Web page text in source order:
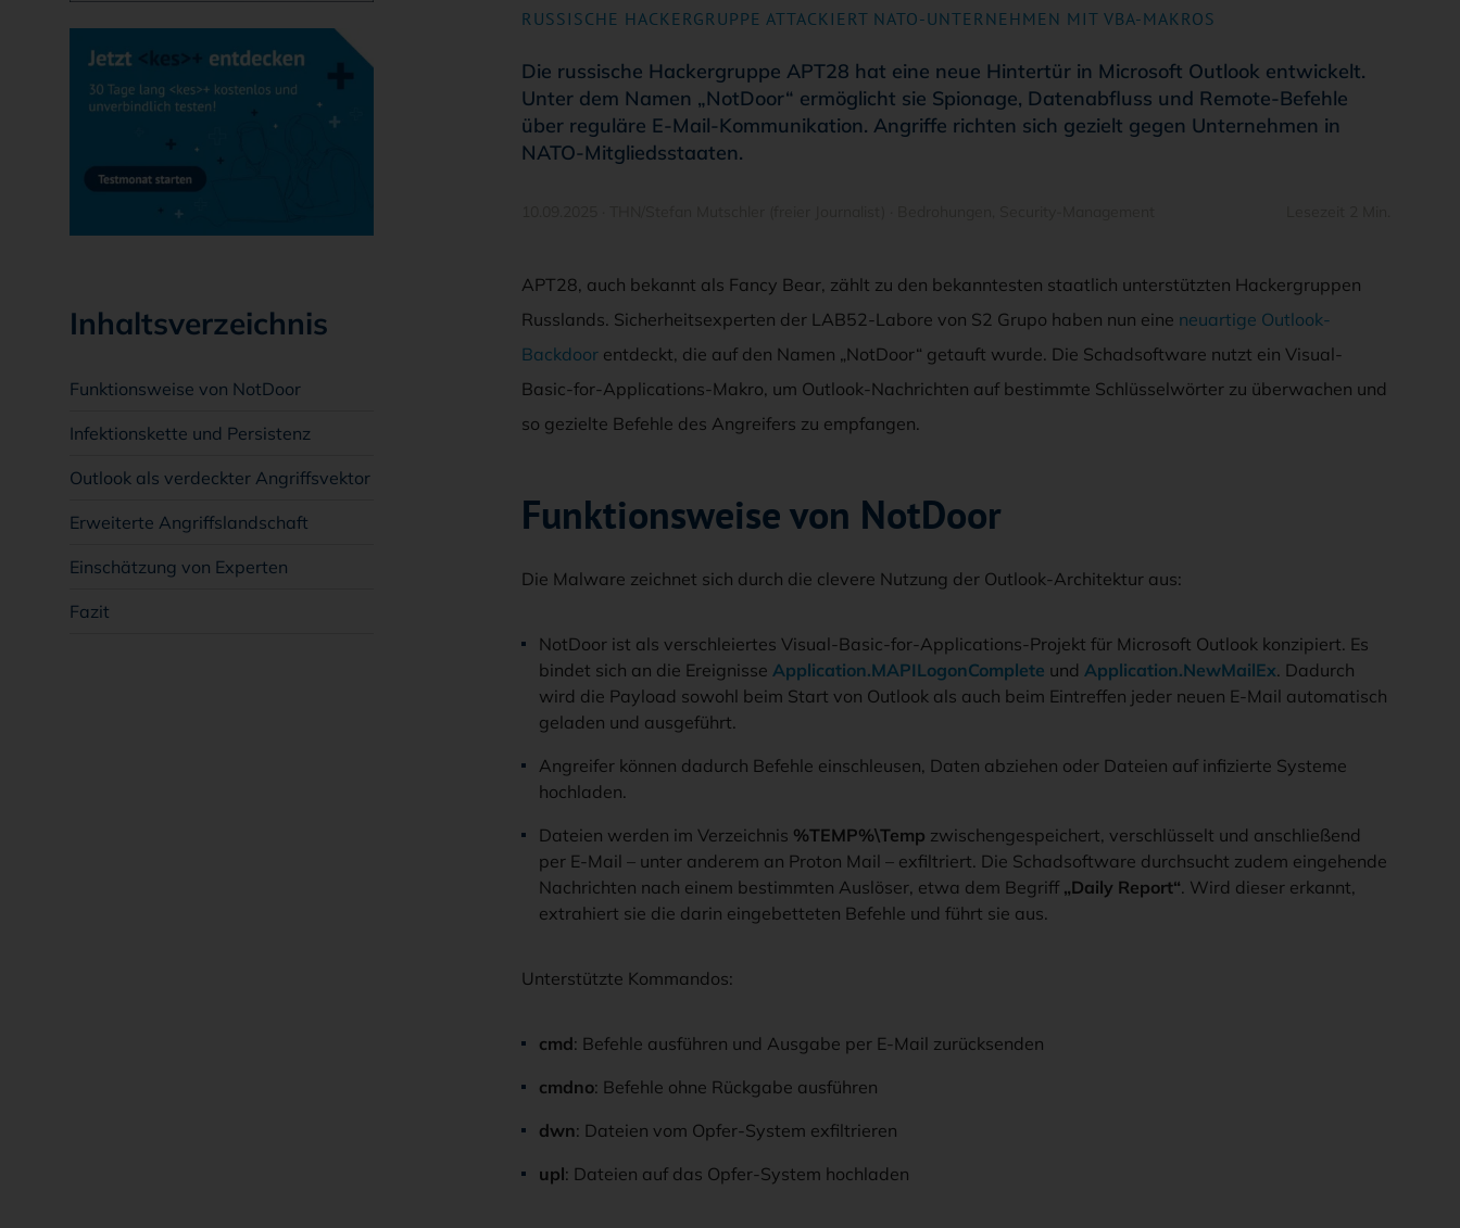
Inhaltsverzeichnis
Funktionsweise von NotDoor
Infektionskette und Persistenz
Outlook als verdeckter Angriffsvektor
Erweiterte Angriffslandschaft
Einschätzung von Experten
Fazit
RUSSISCHE HACKERGRUPPE ATTACKIERT NATO-UNTERNEHMEN MIT VBA-MAKROS
Die russische Hackergruppe APT28 hat eine neue Hintertür in Microsoft Outlook entwickelt.
Unter dem Namen „NotDoor“ ermöglicht sie Spionage, Datenabfluss und Remote-Befehle
über reguläre E-Mail-Kommunikation. Angriffe richten sich gezielt gegen Unternehmen in
NATO-Mitgliedsstaaten.
APT28, auch bekannt als Fancy Bear, zählt zu den bekanntesten staatlich unterstützten Hackergruppen
Russlands. Sicherheitsexperten der LAB52-Labore von S2 Grupo haben nun eine neuartige Outlook-
Backdoor entdeckt, die auf den Namen „NotDoor“ getauft wurde. Die Schadsoftware nutzt ein Visual-
Basic-for-Applications-Makro, um Outlook-Nachrichten auf bestimmte Schlüsselwörter zu überwachen und
so gezielte Befehle des Angreifers zu empfangen.
Funktionsweise von NotDoor
Die Malware zeichnet sich durch die clevere Nutzung der Outlook-Architektur aus:
NotDoor ist als verschleiertes Visual-Basic-for-Applications-Projekt für Microsoft Outlook konzipiert. Es
bindet sich an die Ereignisse Application.MAPILogonComplete und Application.NewMailEx. Dadurch
wird die Payload sowohl beim Start von Outlook als auch beim Eintreffen jeder neuen E-Mail automatisch
geladen und ausgeführt.
Angreifer können dadurch Befehle einschleusen, Daten abziehen oder Dateien auf infizierte Systeme
hochladen.
Dateien werden im Verzeichnis %TEMP%\Temp zwischengespeichert, verschlüsselt und anschließend
per E-Mail – unter anderem an Proton Mail – exfiltriert. Die Schadsoftware durchsucht zudem eingehende
Nachrichten nach einem bestimmten Auslöser, etwa dem Begriff „Daily Report“. Wird dieser erkannt,
extrahiert sie die darin eingebetteten Befehle und führt sie aus.
Unterstützte Kommandos:
cmd: Befehle ausführen und Ausgabe per E-Mail zurücksenden
cmdno: Befehle ohne Rückgabe ausführen
dwn: Dateien vom Opfer-System exfiltrieren
upl: Dateien auf das Opfer-System hochladen